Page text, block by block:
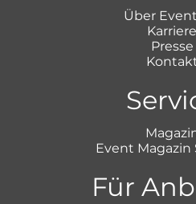
Über
Karriere
Presse
Event Magazin
Für